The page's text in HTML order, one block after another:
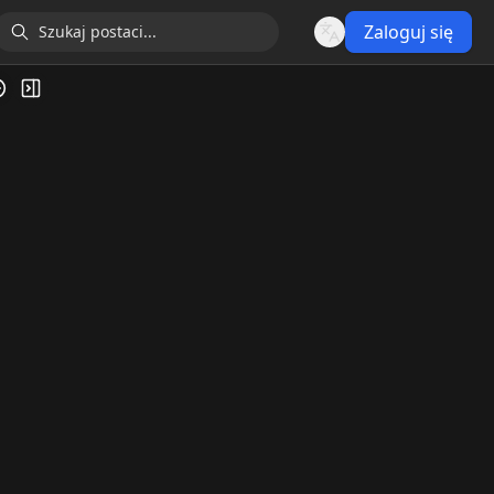
Language
Zaloguj się
wideoPrzełącz panel boczny